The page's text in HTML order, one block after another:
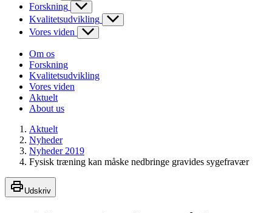
Forskning
Kvalitetsudvikling
Vores viden
Om os
Forskning
Kvalitetsudvikling
Vores viden
Aktuelt
About us
Aktuelt
Nyheder
Nyheder 2019
Fysisk træning kan måske nedbringe gravides sygefravær
Udskriv